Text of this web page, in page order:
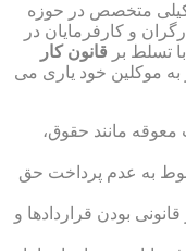
وکیلی متخصص در حوزه
و کارفرمایان در
تسلط بر قانون کار
به موکلین خود یاری می
معوقه مانند حقوق،
به عدم پرداخت حق
بودن قراردادها و